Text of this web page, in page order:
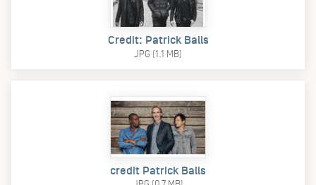
Credit: Patrick Balls
JPG (1.1 MB)
credit Patrick Balls